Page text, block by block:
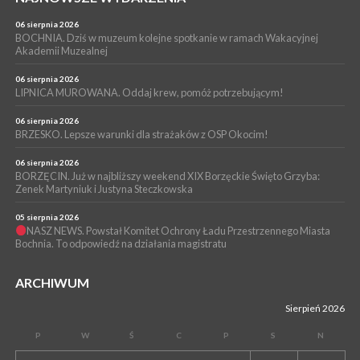
WYDARZENIA
04 sierpnia 2026
BOCHNIA. Kolejny patriotyczny mural na os. Niepodległości.
Tym razem przedstawia Wojciecha Korfantego
06 sierpnia 2026
BOCHNIA. Dziś w muzeum kolejne spotkanie w ramach Wakacyjnej
Akademii Muzealnej
06 sierpnia 2026
LIPNICA MUROWANA. Oddaj krew, pomóż potrzebującym!
06 sierpnia 2026
BRZESKO. Lepsze warunki dla strażaków z OSP Okocim!
06 sierpnia 2026
BORZĘCIN. Już w najbliższy weekend XIX Borzęckie Święto Grzyba:
Zenek Martyniuk i Justyna Steczkowska
05 sierpnia 2026
NASZ NEWS. Powstał Komitet Ochrony Ładu Przestrzennego Miasta
Bochnia. To odpowiedź na działania magistratu
ARCHIWUM
Sierpień 2026
P W Ś C P S N